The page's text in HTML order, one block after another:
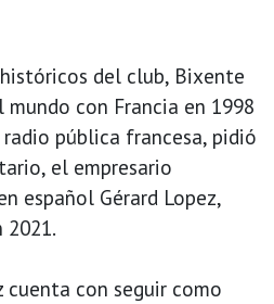
del club, Bixente
mundo con Francia en 1998
pública francesa, pidió
el empresario
español Gérard Lopez,
2021.
cuenta con seguir como